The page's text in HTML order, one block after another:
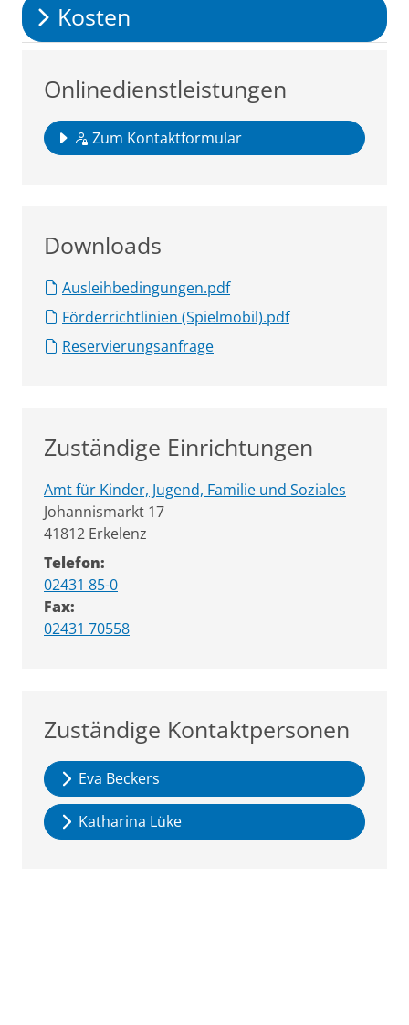
Kosten
Onlinedienstleistungen
Zum Kontaktformular
Downloads
Ausleihbedingungen.pdf
Förderrichtlinien (Spielmobil).pdf
Reservierungsanfrage
Zuständige Einrichtungen
Amt für Kinder, Jugend, Familie und Soziales
Straße:
Johannismarkt Hausnummer:
17
PLZ:
41812 Ort:
Erkelenz
Telefon:
02431 85-0
Fax:
02431 70558
Zuständige Kontaktpersonen
Eva Beckers
Katharina Lüke